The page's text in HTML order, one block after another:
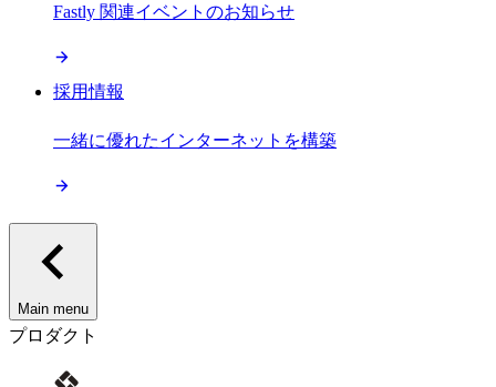
Fastly 関連イベントのお知らせ
採用情報
一緒に優れたインターネットを構築
Main menu
プロダクト